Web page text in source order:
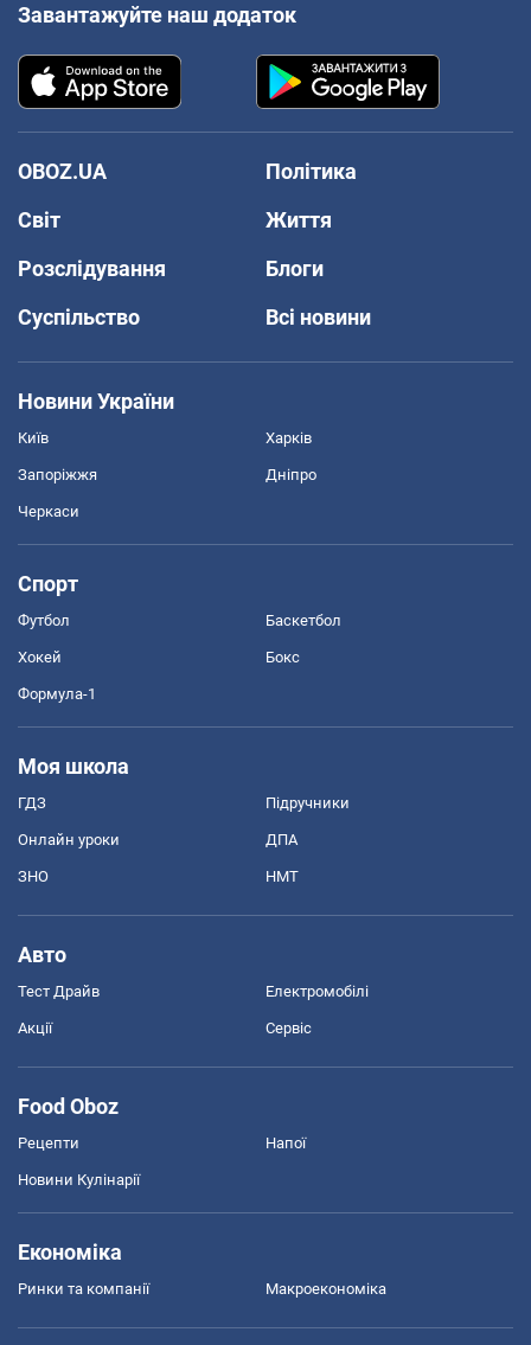
Завантажуйте наш додаток
OBOZ.UA
Політика
Світ
Життя
Розслідування
Блоги
Суспільство
Всі новини
Новини України
Київ Харків
Запоріжжя Дніпро
Черкаси
Спорт
Футбол Баскетбол
Хокей Бокс
Формула-1
Моя школа
ГДЗ Підручники
Онлайн уроки ДПА
ЗНО НМТ
Авто
Тест Драйв Електромобілі
Акції Сервіс
Food Oboz
Рецепти Напої
Новини Кулінарії
Економіка
Ринки та компанії Макроекономіка